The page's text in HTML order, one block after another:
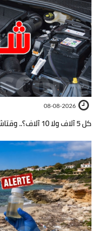
08-08-2026
كل 5 آلاف ولا 10 آلاف؟.. وقتاش بالحق لازمك تبدّل زيت كرهبتك؟